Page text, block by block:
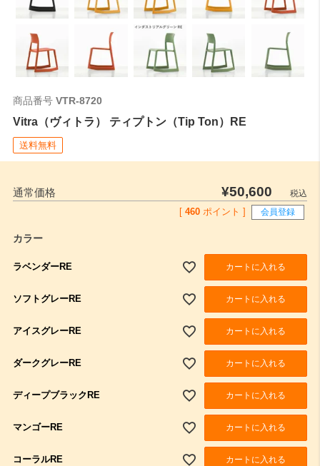
商品番号 VTR-8720
Vitra（ヴィトラ） ティプトン（Tip Ton）RE
送料無料
通常価格 ¥50,600
税込
460 ポイント ] 会員登録
カラー
ラベンダーRE カートに入れる
ソフトグレーRE カートに入れる
アイスグレーRE カートに入れる
ダークグレーRE カートに入れる
ディープブラックRE カートに入れる
マンゴーRE カートに入れる
コーラルRE カートに入れる